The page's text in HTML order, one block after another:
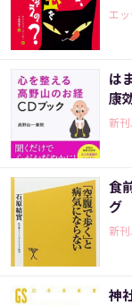
エ
は
康
新
食
グ
新
神